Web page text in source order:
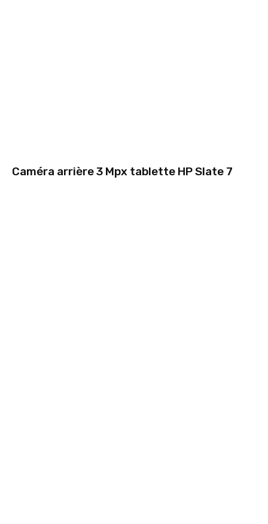
Caméra arrière 3 Mpx tablette HP Slate 7